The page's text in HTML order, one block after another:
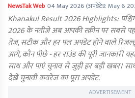
NewsTak Web04 May 2026(अपडेटेड:May 6
Khanakul Result 2026 Highlights:
2026 के नतीजे अब आपकी स्क्रीन पर सबसे
तेज, सटीक और हर पल अपडेट होने वाले
आगे, कौन पीछे - हर राउंड की पूरी जानकारी
साथ और पाएं चुनाव से जुड़ी हर बड़ी खबर।
देखें चुनावी कवरेज का पूरा अपडेट.
ADVERTISEMENT